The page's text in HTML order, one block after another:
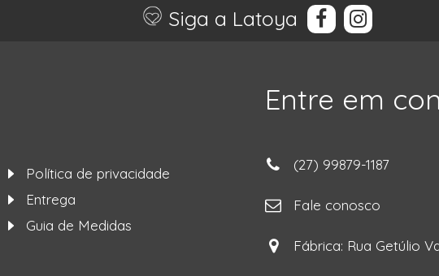
Siga a Latoya
Política de privacidade
Entrega
Guia de Medidas
Entre em
(27) 99879-1187
Fale conosco
Fábrica: Rua Getúlio